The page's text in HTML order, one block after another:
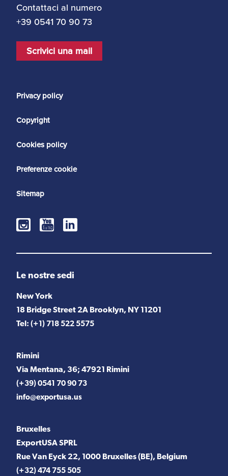
Contattaci al numero
+39 0541 70 90 73
Scrivici una mail
Privacy policy
Copyright
Cookies policy
Preferenze cookie
Sitemap
Le nostre sedi
New York
18 Bridge Street 2A Brooklyn, NY 11201
Tel: (+1) 718 522 5575
Rimini
Via Mentana, 36; 47921 Rimini
(+39) 0541 70 90 73
info@exportusa.us
Bruxelles
ExportUSA SPRL
Rue Van Eyck 22, 1000 Bruxelles (BE), Belgium
(+32) 474 755 505